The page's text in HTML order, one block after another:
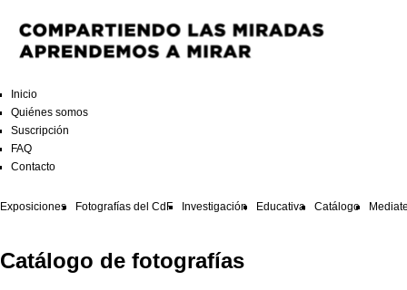
Inicio
Quiénes somos
Suscripción
FAQ
Contacto
Catálogo de fotografías
Exposiciones Fotografías del CdF Investigación Educativa Catálogo